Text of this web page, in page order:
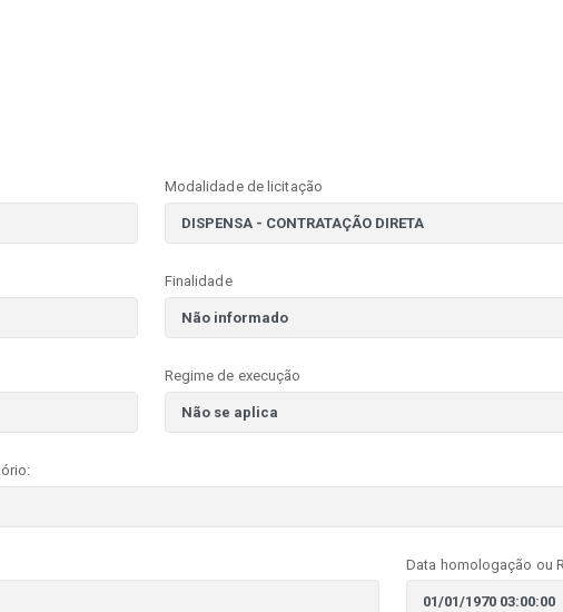
Modalidade de licitação
Finalidade
Regime de execução
Data homologação ou